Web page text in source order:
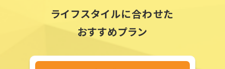
ライフスタイルに合わせた
おすすめプラン